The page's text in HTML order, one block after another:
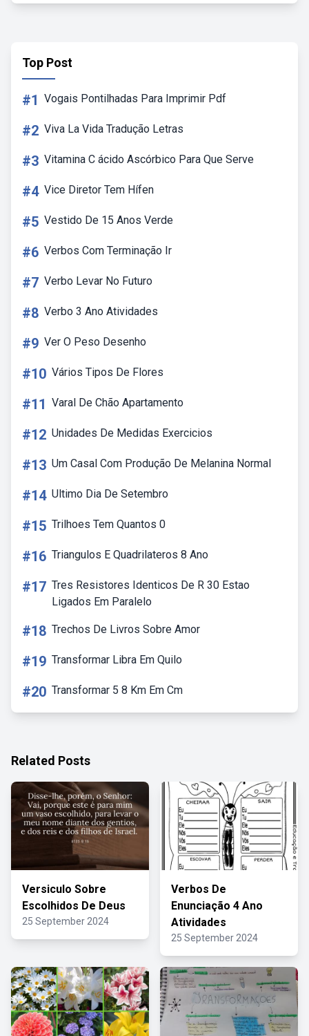
Top Post
#1 Vogais Pontilhadas Para Imprimir Pdf
#2 Viva La Vida Tradução Letras
#3 Vitamina C ácido Ascórbico Para Que Serve
#4 Vice Diretor Tem Hífen
#5 Vestido De 15 Anos Verde
#6 Verbos Com Terminação Ir
#7 Verbo Levar No Futuro
#8 Verbo 3 Ano Atividades
#9 Ver O Peso Desenho
#10 Vários Tipos De Flores
#11 Varal De Chão Apartamento
#12 Unidades De Medidas Exercicios
#13 Um Casal Com Produção De Melanina Normal
#14 Ultimo Dia De Setembro
#15 Trilhoes Tem Quantos 0
#16 Triangulos E Quadrilateros 8 Ano
#17 Tres Resistores Identicos De R 30 Estao
Ligados Em Paralelo
#18 Trechos De Livros Sobre Amor
#19 Transformar Libra Em Quilo
#20 Transformar 5 8 Km Em Cm
Related Posts
Versiculo Sobre
Escolhidos De Deus
25 September 2024
Verbos De
Enunciação 4 Ano
Atividades
25 September 2024